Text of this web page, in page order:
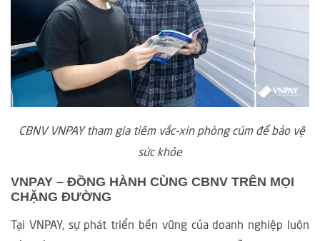
CBNV VNPAY tham gia tiêm vắc-xin phòng cúm để bảo vệ
sức khỏe
VNPAY – ĐỒNG HÀNH CÙNG CBNV TRÊN MỌI
CHẶNG ĐƯỜNG
Tại VNPAY, sự phát triển bền vững của doanh nghiệp luôn